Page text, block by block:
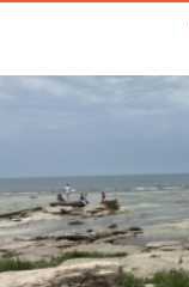
Skip
content
Skip
to
main
САЯСАТ
AZATTYQTV
ҚАҢТАР